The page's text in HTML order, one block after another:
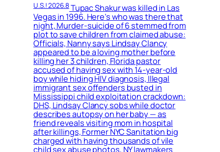
U.S.! 2026.8Tupac Shakur was killed in Las
Vegas in 1996. Here’s who was there that
night, Murder-suicide of 6 stemmed from
plot to save children from claimed abuse:
Officials, Nanny says Lindsay Clancy
appeared to be a loving mother before
killing her 3 children, Florida pastor
accused of having sex with 14-year-old
boy while hiding HIV diagnosis, Illegal
immigrant sex offenders busted in
Mississippi child exploitation crackdown:
DHS, Lindsay Clancy sobs while doctor
describes autopsy on her baby — as
friend reveals visiting mom in hospital
after killings, Former NYC Sanitation big
charged with having thousands of vile
child sex abuse photos, NY lawmakers